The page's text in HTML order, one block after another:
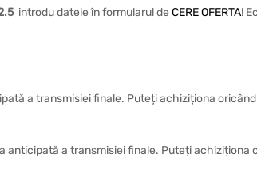
introdu datele în formularul de CERE OFERTA!
a transmisiei finale. Puteți achiziționa
anticipată a transmisiei finale. Puteți